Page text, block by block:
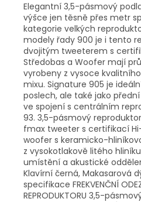
Elegantní 3,5-pásmový
výšce jen těsně přes metr
kategorie velkých
modely řady 900 je i tento
dvojitým tweeterem s
Středobas a Woofer mají
vyrobeny z vysoce
mixu. Signature 905 je
poslech, ale také jako
ve spojení s centrálním
93. 3,5-pásmový
fmax tweeter s certifikací
woofer s keramicko-
z vysokotlakově litého
umístění a akustické
Klavírní černá, Makasarová
specifikace FREKVENČNÍ
REPRODUKTORU 3,5-